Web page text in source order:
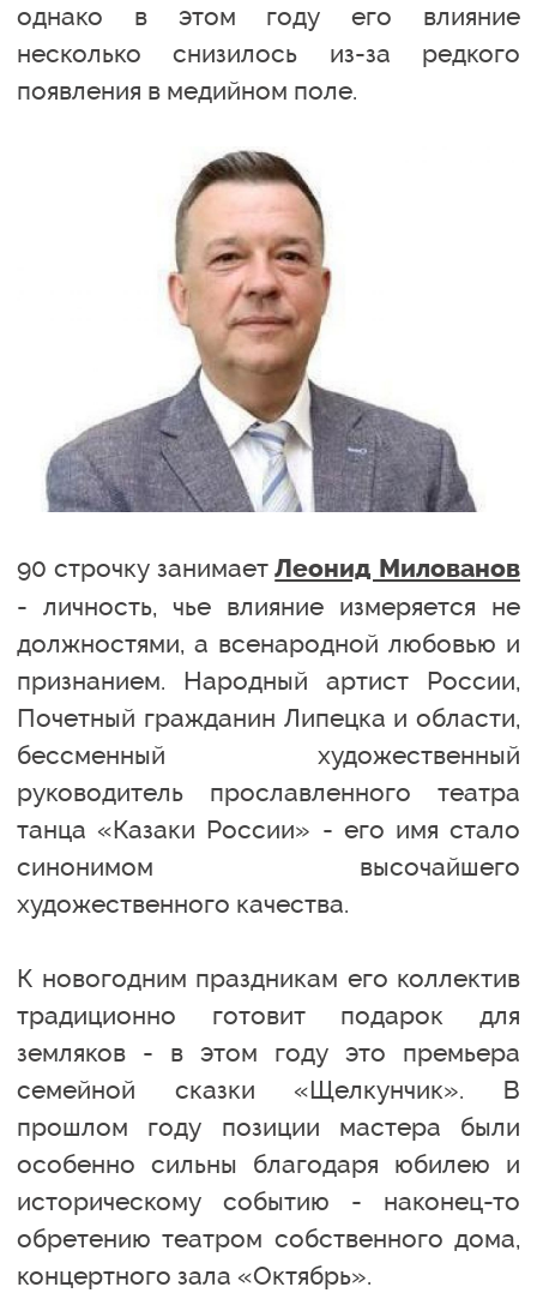
однако в этом году его влияние
несколько снизилось из-за редкого
появления в медийном поле.
90 строчку занимаетЛеонид Милованов
- личность, чье влияние измеряется не
должностями, а всенародной любовью и
признанием. Народный артист России,
Почетный гражданин Липецка и области,
бессменный художественный
руководитель прославленного театра
танца «Казаки России» - его имя стало
синонимом высочайшего
художественного качества.
К новогодним праздникам его коллектив
традиционно готовит подарок для
земляков - в этом году это премьера
семейной сказки «Щелкунчик». В
прошлом году позиции мастера были
особенно сильны благодаря юбилею и
историческому событию - наконец-то
обретению театром собственного дома,
концертного зала «Октябрь».